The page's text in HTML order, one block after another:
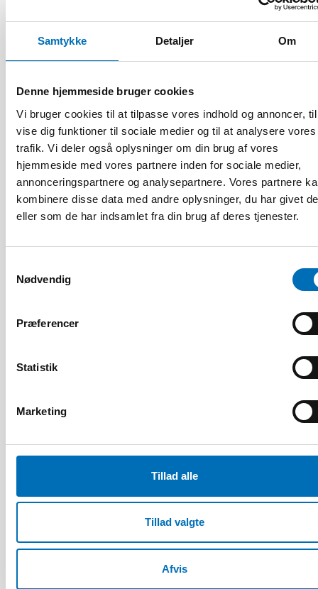
Samtykke Detaljer Om
Denne hjemmeside bruger cookies
Vi bruger cookies til at tilpasse vores indhold og annoncer,
vise dig funktioner til sociale medier og til at analysere vores
trafik. Vi deler også oplysninger om din brug af vores
hjemmeside med vores partnere inden for sociale medier,
annonceringspartnere og analysepartnere. Vores partnere
kombinere disse data med andre oplysninger, du har givet
eller som de har indsamlet fra din brug af deres tjenester.
Nødvendig
Præferencer
Statistik
Marketing
Tillad alle
Tillad valgte
Afvis
Nordiskt projekt om hälsoekonomi – hur kan vi
beräkna vad folkhälsan kostar?
22 jun 2026